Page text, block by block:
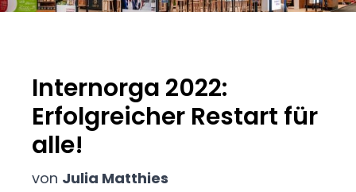
Internorga 2022:
Erfolgreicher Restart für
alle!
von Julia Matthies